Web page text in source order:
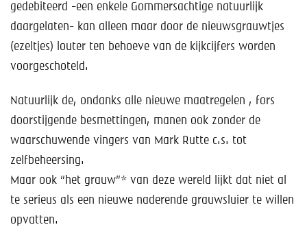
gedebiteerd -een enkele Gommersachtige natuurlijk
daargelaten- kan alleen maar door de nieuwsgrauwtjes
(ezeltjes) louter ten behoeve van de kijkcijfers worden
voorgeschoteld.
Natuurlijk de, ondanks alle nieuwe maatregelen , fors
doorstijgende besmettingen, manen ook zonder de
waarschuwende vingers van Mark Rutte c.s. tot
zelfbeheersing.
Maar ook “het grauw”* van deze wereld lijkt dat niet al
te serieus als een nieuwe naderende grauwsluier te willen
opvatten.